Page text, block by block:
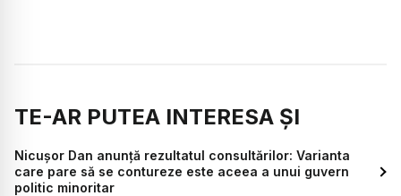
TE-AR PUTEA INTERESA ȘI
Nicușor Dan anunță rezultatul consultărilor: Varianta
care pare să se contureze este aceea a unui guvern
politic minoritar